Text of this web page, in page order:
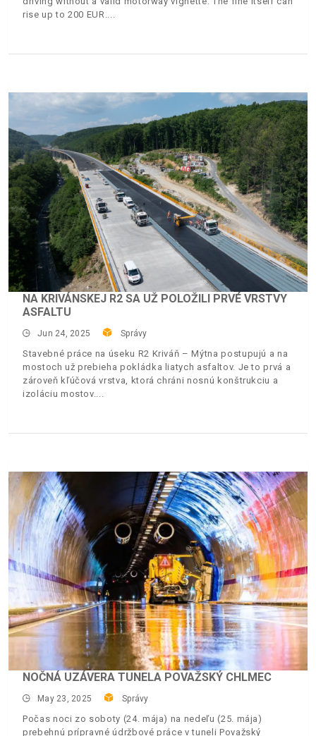
rise up to 200 EUR.
NA KRIVÁNSKEJ R2 SA UŽ POLOŽILI PRVÉ VRSTVY
ASFALTU
Jun 24, 2025 Správy
Stavebné práce na úseku R2 Kriváň – Mýtna postupujú a na
mostoch už prebieha pokládka liatych asfaltov. Je to prvá a
zároveň kľúčová vrstva, ktorá chráni nosnú konštrukciu a
izoláciu mostov.
NOČNÁ UZÁVERA TUNELA POVAŽSKÝ CHLMEC
May 23, 2025 Správy
Počas noci zo soboty (24. mája) na nedeľu (25. mája)
prebehnú prípravné údržbové práce v tuneli Považský